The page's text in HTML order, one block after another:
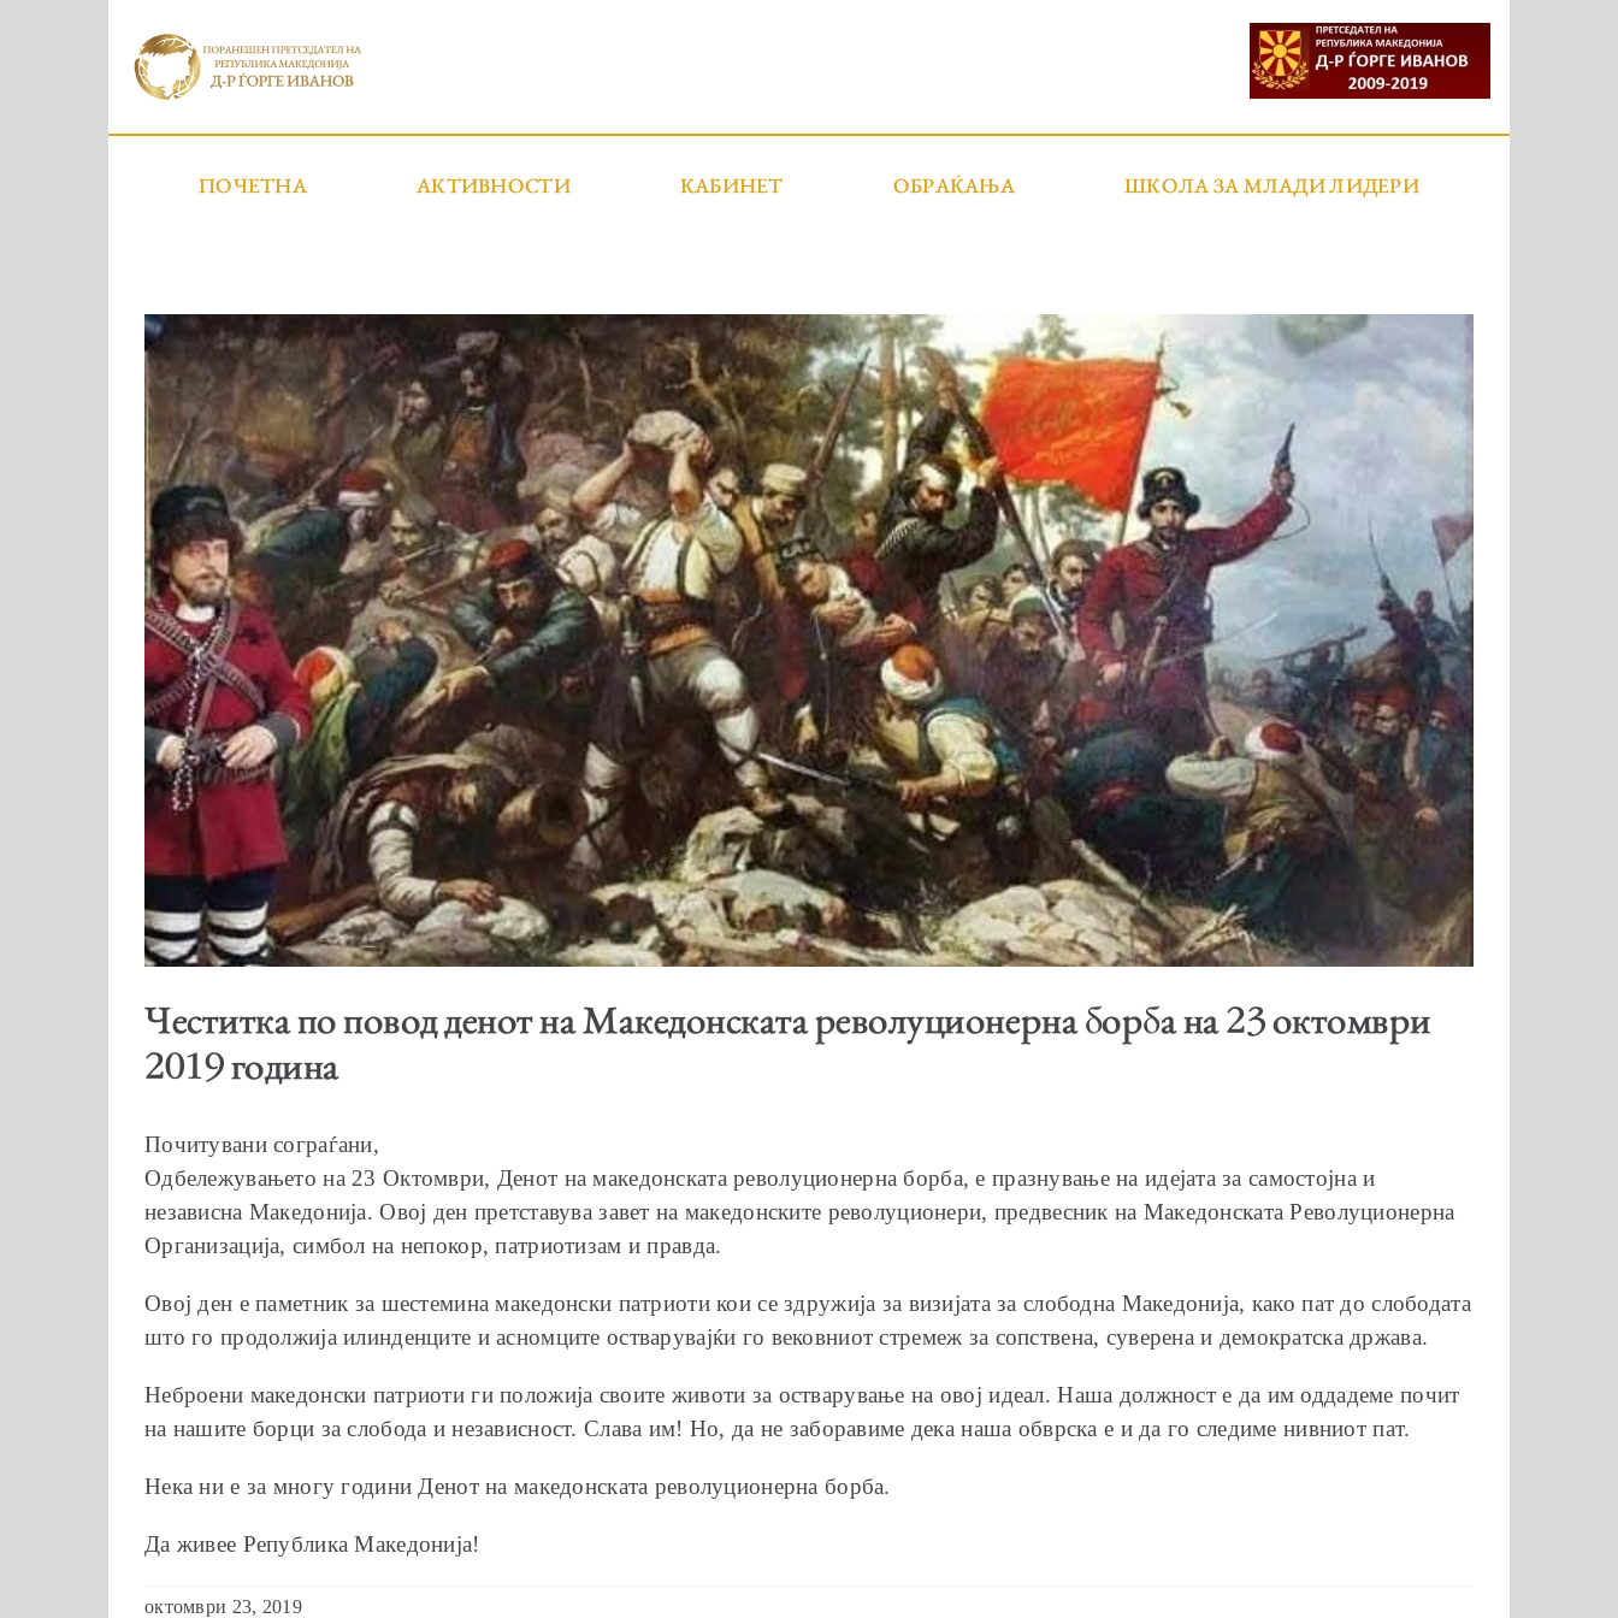
ПОЧЕТНА АКТИВНОСТИ КАБИНЕТ ОБРАЌАЊА ШКОЛА ЗА МЛАДИ ЛИДЕРИ
Честитка по повод денот на Македонската револуционерна борба на 23 октомври
2019 година
Почитувани сограѓани,
Одбележувањето на 23 Октомври, Денот на македонската револуционерна борба, е празнување на идејата за самостојна и
независна Македонија. Овој ден претставува завет на македонските револуционери, предвесник на Македонската Револуционерна
Организација, симбол на непокор, патриотизам и правда.
Овој ден е паметник за шестемина македонски патриоти кои се здружија за визијата за слободна Македонија, како пат до слободата
што го продолжија илинденците и асномците остварувајќи го вековниот стремеж за сопствена, суверена и демократска држава.
Неброени македонски патриоти ги положија своите животи за остварување на овој идеал. Наша должност е да им оддадеме почит
на нашите борци за слобода и независност. Слава им! Но, да не заборавиме дека наша обврска е и да го следиме нивниот пат.
Нека ни е за многу години Денот на македонската револуционерна борба.
Да живее Република Македонија!
октомври 23, 2019